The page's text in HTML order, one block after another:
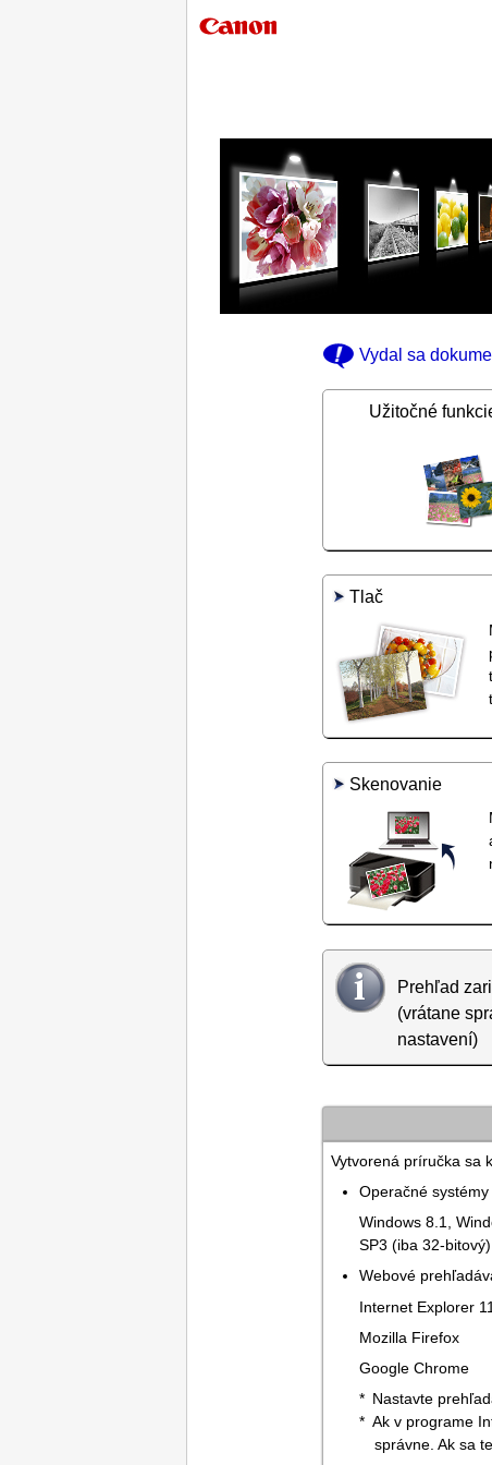
Vydal sa
Užitočné
Tlač
Skenovanie
Prehľad
(vrátane
nastavení)
Vytvorená príručka sa
Operačné systémy
Windows 8.1,
SP3 (iba 32-bitový)
Webové
Internet Explorer
Mozilla Firefox
Google Chrome
Nastavte
Ak v programe
správne. Ak sa